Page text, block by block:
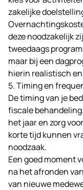
zakelijke
deze noodzakelijk
tweedaags
maar bij een
hierin realistisch
5. Timing en
De timing van je
fiscale
het jaar en zorg
korte tijd kunnen
noodzaak.
Een goed moment
na het afronden
van nieuwe